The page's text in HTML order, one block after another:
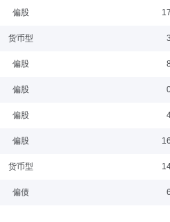
12月进入华泰证券股份有限公司，曾任无
学历：硕士 任职日期：2022-12-
硕士，曾任职于野村证券株式会社、瑞穗
学历：硕士
偏股
货币型
偏股
偏股
偏股
偏股
货币型
偏债